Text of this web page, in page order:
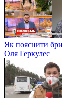
Як пояснити
Оля Геркулес